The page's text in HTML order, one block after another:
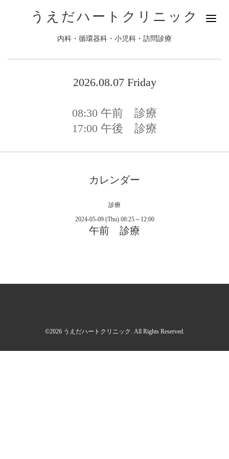
うえだハートクリニック
内科・循環器科・小児科・訪問診療
2026.08.07 Friday
08:30 午前 診療
17:00 午後 診療
カレンダー
診療
2024-05-09 (Thu) 08:25～12:00
午前 診療
©2026 うえだハートクリニック . All Rights Reserved.